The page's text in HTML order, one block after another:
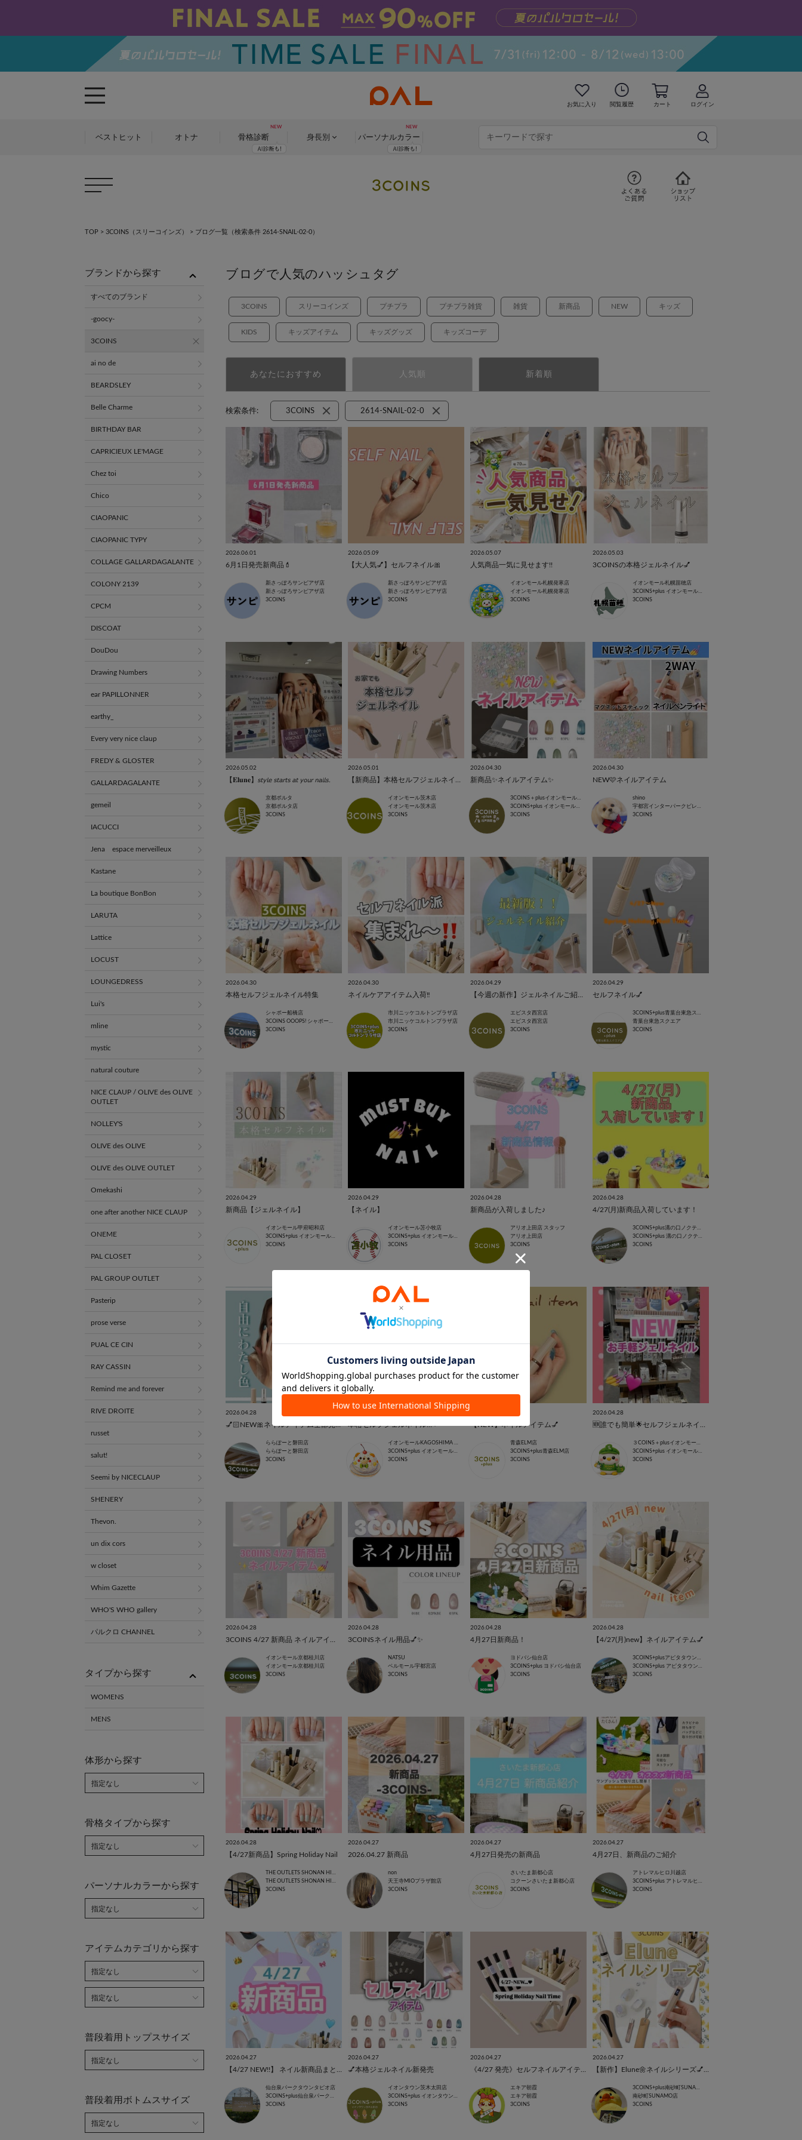
お気に入り 閲覧履歴 カート ログイン
ベストヒット オトナ 骨格診断 身長別 パーソナルカラー
TOP > 3COINS（スリーコインズ） > ブログ一覧 （検索条件 2614-SNAIL-02-0）
ブログで人気のハッシュタグ
3COINS スリーコインズ プチプラ プチプラ雑貨 雑貨 新商品 NEW キッズ
KIDS キッズアイテム キッズグッズ キッズコーデ
あなたにおすすめ 人気順 新着順
検索条件: 3COINS 2614-SNAIL-02-0
2026.06.01
6月1日発売新商品💄
新さっぽろサンピアザ店
新さっぽろサンピアザ店
3COINS
2026.05.09
【大人気💅】セルフネイル🎀
新さっぽろサンピアザ店
新さっぽろサンピアザ店
3COINS
2026.05.07
人気商品一気に見せます!!
イオンモール札幌発寒店
イオンモール札幌発寒店
3COINS
2026.05.03
3COINSの本格ジェルネイル💅
イオンモール札幌苗穂店
3COINS+plus イオンモール札幌苗穂店
3COINS
2026.05.02
【𝐄𝐥𝐮𝐧𝐞】𝘴𝘵𝘺𝘭𝘦 𝘴𝘵𝘢𝘳𝘵𝘴 𝘢𝘵 𝘺𝘰𝘶𝘳 𝘯𝘢𝘪𝘭𝘴.
京都ポルタ
京都ポルタ店
3COINS
2026.05.01
イオンモール茨木店
イオンモール茨木店
3COINS
2026.04.30
新商品✨ネイルアイテム✨
3COINS＋plusイオンモール北戸田店
3COINS+plus イオンモール北戸田店
3COINS
2026.04.30
NEW🩷ネイルアイテム
shino
宇都宮インターパークビレッジ店
3COINS
2026.04.30
本格セルフジェルネイル特集
シャポー船橋店
3COINS OOOPS! シャポー船橋店
3COINS
2026.04.30
ネイルケアアイテム入荷‼️
市川ニッケコルトンプラザ店
市川ニッケコルトンプラザ店
3COINS
2026.04.29
エビスタ西宮店
エビスタ西宮店
3COINS
2026.04.29
セルフネイル💅
3COINS+plus青葉台東急スクエア店
青葉台東急スクエア
3COINS
2026.04.29
新商品【ジェルネイル】
イオンモール甲府昭和店
3COINS+plus イオンモール甲府昭和店
3COINS
2026.04.29
【ネイル】
イオンモール苫小牧店
3COINS+plus イオンモール苫小牧店
3COINS
2026.04.28
新商品が入荷しました♪
アリオ上田店 スタッフ
アリオ上田店
3COINS
2026.04.28
4/27(月)新商品入荷しています！
3COINS+plus溝の口ノクティプラザ店
3COINS+plus 溝の口ノクティプラザ店
3COINS
2026.04.28
💅🏻NEW🎀ネイルアイテム全部見せっ
ららぽーと磐田店
ららぽーと磐田店
3COINS
本格セルフジェルネイル…❤︎
イオンモールKAGOSHIMA BAY店
3COINS+plus イオンモール鹿児島店
3COINS
【NEW】ネイルアイテム💅
青森ELM店
3COINS+plus青森ELM店
3COINS
2026.04.28
３COINS＋plusイオンモール上尾
3COINS+plus イオンモール上尾店
3COINS
2026.04.28
イオンモール京都桂川店
イオンモール京都桂川店
3COINS
2026.04.28
3COINSネイル用品💅✨️
NATSU
ベルモール宇都宮店
3COINS
2026.04.28
4月27日新商品！
ヨドバシ仙台店
3COINS+plus ヨドバシ仙台店
3COINS
2026.04.28
【4/27(月)new】ネイルアイテム💅
3COINS+plusアピタタウン稲沢店
3COINS+plus アピタタウン稲沢店
3COINS
2026.04.28
【4/27新商品】Spring Holiday Nail
THE OUTLETS SHONAN HIRATSUKA店
THE OUTLETS SHONAN HIRATSUKA
3COINS
2026.04.27
2026.04.27 新商品
non
天王寺MIOプラザ館店
3COINS
2026.04.27
4月27日発売の新商品
さいたま新都心店
コクーンさいたま新都心店
3COINS
2026.04.27
4月27日、新商品のご紹介
アトレマルヒロ川越店
3COINS+plus アトレマルヒロ川越店
3COINS
2026.04.27
仙台泉パークタウンタピオ店
3COINS+plus仙台泉パークタウンタピオ店
3COINS
2026.04.27
💅本格ジェルネイル新発売
イオンタウン茨木太田店
3COINS+plus イオンタウン茨木太田店
3COINS
2026.04.27
エキア朝霞
エキア朝霞
3COINS
2026.04.27
3COINS+plus南砂町SUNAMO店
南砂町SUNAMO店
3COINS
ブランドから探す
すべてのブランド
-goocy-
3COINS
ai no de
BEARDSLEY
Belle Charme
BIRTHDAY BAR
CAPRICIEUX LE'MAGE
Chez toi
Chico
CIAOPANIC
CIAOPANIC TYPY
COLLAGE GALLARDAGALANTE
COLONY 2139
CPCM
DISCOAT
DouDou
Drawing Numbers
ear PAPILLONNER
earthy_
Every very nice claup
FREDY & GLOSTER
GALLARDAGALANTE
gemeil
IACUCCI
Jena espace merveilleux
Kastane
La boutique BonBon
LARUTA
Lattice
LOCUST
LOUNGEDRESS
Lui's
mline
mystic
natural couture
NICE CLAUP / OLIVE des OLIVE
OUTLET
NOLLEY'S
OLIVE des OLIVE
OLIVE des OLIVE OUTLET
Omekashi
one after another NICE CLAUP
ONEME
PAL CLOSET
PAL GROUP OUTLET
Pasterip
prose verse
PUAL CE CIN
RAY CASSIN
Remind me and forever
RIVE DROITE
russet
salut!
Seemi by NICECLAUP
SHENERY
Thevon.
un dix cors
w closet
Whim Gazette
WHO'S WHO gallery
パルクロ CHANNEL
タイプから探す
WOMENS
MENS
体形から探す
骨格タイプから探す
パーソナルカラーから探す
アイテムカテゴリから探す
普段着用トップスサイズ
普段着用ボトムスサイズ